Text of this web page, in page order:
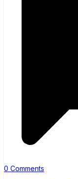
0 Comments